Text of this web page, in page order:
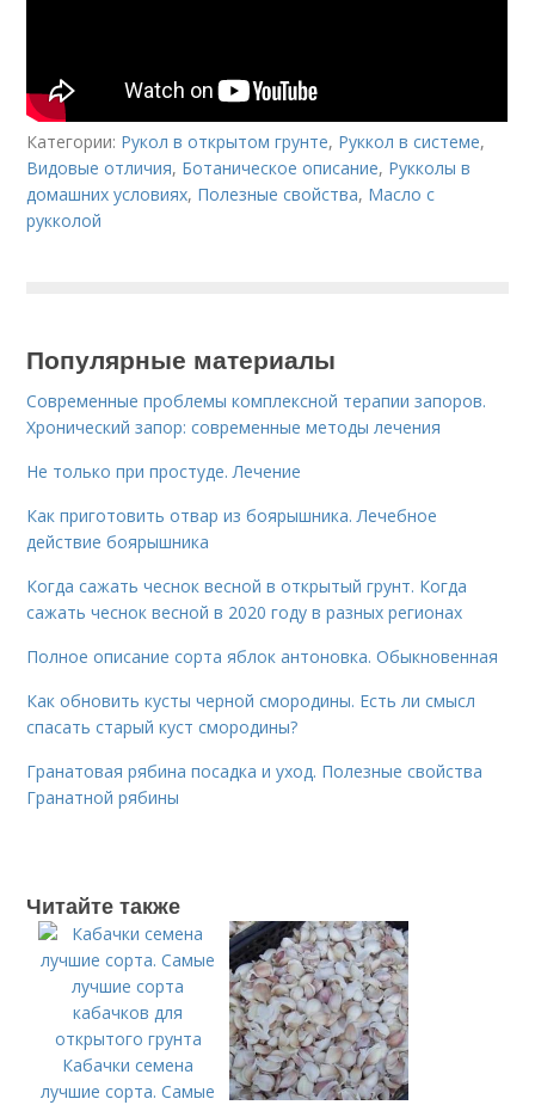
Категории: Рукол в открытом грунте, Руккол в системе,
Видовые отличия, Ботаническое описание, Рукколы в
домашних условиях, Полезные свойства, Масло с
рукколой
Популярные материалы
Современные проблемы комплексной терапии запоров.
Хронический запор: современные методы лечения
Не только при простуде. Лечение
Как приготовить отвар из боярышника. Лечебное
действие боярышника
Когда сажать чеснок весной в открытый грунт. Когда
сажать чеснок весной в 2020 году в разных регионах
Полное описание сорта яблок антоновка. Обыкновенная
Как обновить кусты черной смородины. Есть ли смысл
спасать старый куст смородины?
Гранатовая рябина посадка и уход. Полезные свойства
Гранатной рябины
Читайте также
Кабачки семена
лучшие сорта. Самые